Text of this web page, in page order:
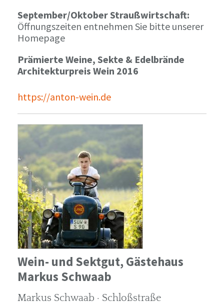
September/Oktober Straußwirtschaft:
Öffnungszeiten entnehmen Sie bitte unserer
Homepage
Prämierte Weine, Sekte & Edelbrände
Architekturpreis Wein 2016
https://anton-wein.de
Wein- und Sektgut, Gästehaus
Markus Schwaab
Markus Schwaab · Schloßstraße